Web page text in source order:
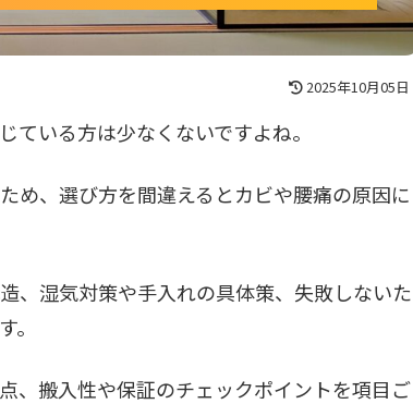
2025年10月05日
いる方は少なくないですよね。
め、選び方を間違えるとカビや腰痛の原因に
、湿気対策や手入れの具体策、失敗しないた
、搬入性や保証のチェックポイントを項目ご